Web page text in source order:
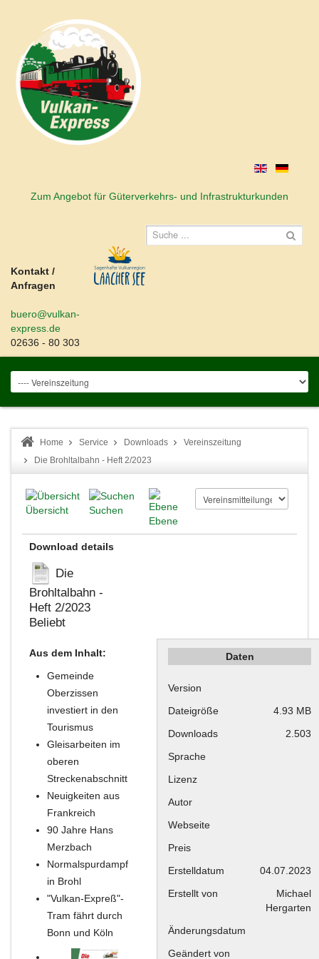
Zum Angebot für Güterverkehrs- und Infrastrukturkunden
Kontakt /
Anfragen
buero@vulkan-
express.de
02636 - 80 303
Home Service Downloads
Vereinszeitung
Die Brohltalbahn - Heft 2/2023
Übersicht
Suchen
Ebene
Download details
Die
Brohltalbahn -
Heft 2/2023
Beliebt
Aus dem Inhalt:
Gemeinde
Oberzissen
investiert in den
Tourismus
Gleisarbeiten im
oberen
Streckenabschnitt
Neuigkeiten aus
Frankreich
90 Jahre Hans
Merzbach
Normalspurdampf
in Brohl
"Vulkan-Expreß"-
Tram fährt durch
Bonn und Köln
Daten
Version
Dateigröße
4.93 MB
Downloads
2.503
Sprache
Lizenz
Autor
Webseite
Preis
Erstelldatum
04.07.2023
Erstellt von
Michael
Hergarten
Änderungsdatum
Geändert von